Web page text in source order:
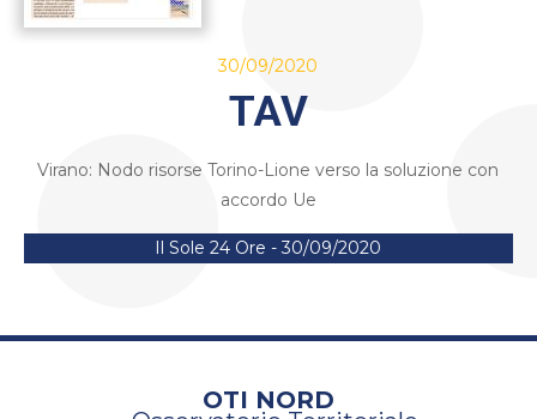
30/09/2020
TAV
Virano: Nodo risorse Torino-Lione verso la soluzione con
accordo Ue
Il Sole 24 Ore - 30/09/2020
OTI NORD